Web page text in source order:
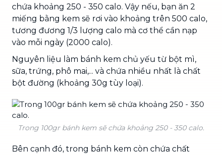
chứa khoảng 250 - 350 calo. Vậy nếu, bạn ăn 2
miếng bằng kem sẽ rơi vào khoảng trên 500 calo,
tương đương 1/3 lượng calo mà cơ thể cần nạp
vào mỗi ngày (2000 calo).
Nguyên liệu làm bánh kem chủ yếu từ bột mì,
sữa, trứng, phô mai,... và chứa nhiều nhất là chất
bột đường (khoảng 30g tùy loại).
Trong 100gr bánh kem sẽ chứa khoảng 250 - 350 calo.
Bên cạnh đó, trong bánh kem còn chứa chất